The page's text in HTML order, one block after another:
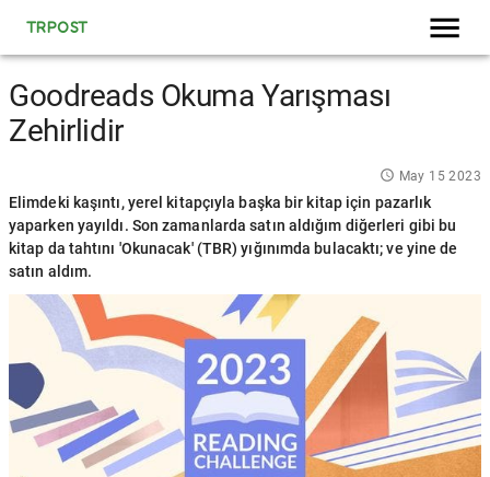
TRPOST
Goodreads Okuma Yarışması
Zehirlidir
May 15 2023
Elimdeki kaşıntı, yerel kitapçıyla başka bir kitap için pazarlık
yaparken yayıldı. Son zamanlarda satın aldığım diğerleri gibi bu
kitap da tahtını 'Okunacak' (TBR) yığınımda bulacaktı; ve yine de
satın aldım.